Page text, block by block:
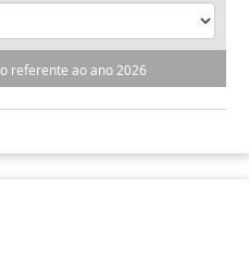
referente ao ano 2026